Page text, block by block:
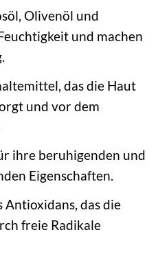
Olivenöl und
und machen
das die Haut
und vor dem
ihre beruhigenden und
Eigenschaften.
Antioxidans, das die
freie Radikale